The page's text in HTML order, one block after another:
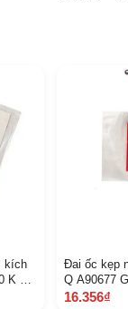
kích
K RS
Đai ốc kẹp
Q A90677
16.356₫